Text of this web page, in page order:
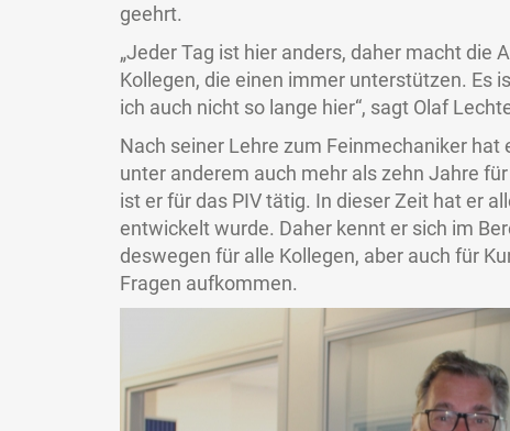
geehrt.
„Jeder Tag ist hier anders, daher macht die
Kollegen, die einen immer unterstützen. Es
ich auch nicht so lange hier“, sagt Olaf
Nach seiner Lehre zum Feinmechaniker
unter anderem auch mehr als zehn Jahre
ist er für das PIV tätig. In dieser Zeit hat er
entwickelt wurde. Daher kennt er sich im
deswegen für alle Kollegen, aber auch für
Fragen aufkommen.